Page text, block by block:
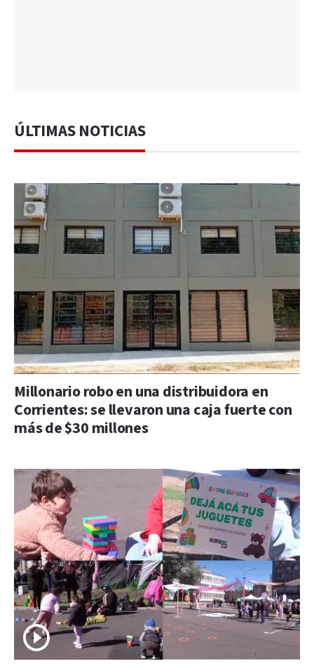
ÚLTIMAS NOTICIAS
Millonario robo en una distribuidora en
Corrientes: se llevaron una caja fuerte con
más de $30 millones